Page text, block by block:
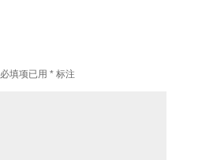
必填项已用 *标注